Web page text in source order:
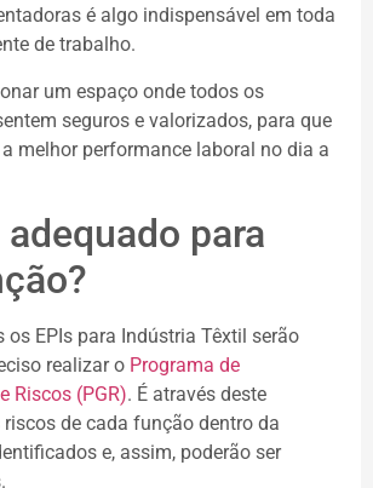
é algo indispensável em toda
de trabalho.
um espaço onde todos os
seguros e valorizados, para que
melhor performance laboral no dia a
adequado para
os EPIs para Indústria Têxtil serão
realizar o Programa de
Riscos (PGR). É através deste
de cada função dentro da
e, assim, poderão ser